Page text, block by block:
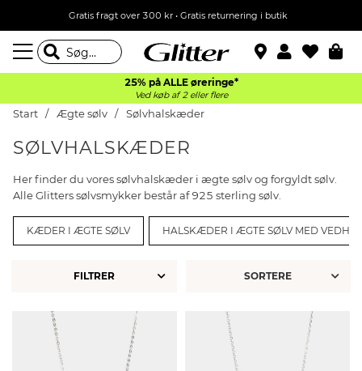
Gratis fragt over 300 kr • Gratis returnering i butik
25% på ALLE øreringe*
Ved køb af 2 eller flere
Start Ægte sølv Sølvhalskæder
SØLVHALSKÆDER
Her finder du vores sølvhalskæder i ægte sølv og forgyldt sølv.
Alle Glitters sølvsmykker består af 925 sterling sølv.
KÆDER I ÆGTE SØLV HALSKÆDER I ÆGTE SØLV MED
FILTRER